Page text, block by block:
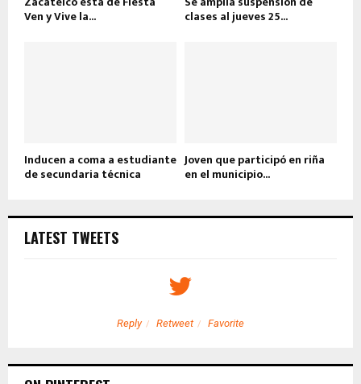
Ven y Vive la... clases al jueves 25...
Inducen a coma a estudiante
de secundaria técnica
Joven que participó en riña
en el municipio...
LATEST TWEETS
Reply Retweet Favorite